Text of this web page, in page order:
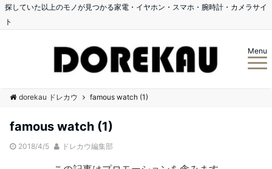
探していた以上のモノが見つかる家電・イヤホン・スマホ・腕時計・カメラサイ
ト
Menu
dorekau ドレカウ famous watch (1)
famous watch (1)
2018/4/5 ドレカウ編集部